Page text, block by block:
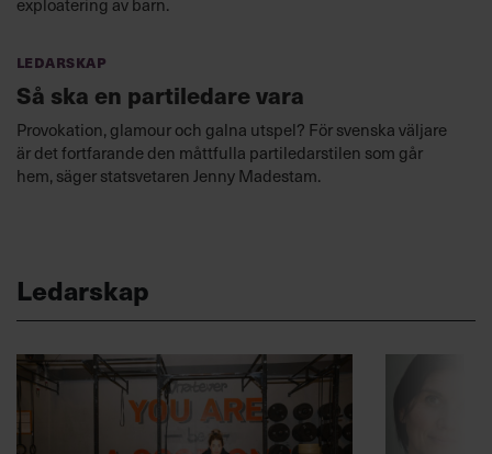
Ledarskap
Så ska en partiledare vara
Provokation, glamour och galna utspel? För svenska väljare
är det fortfarande den måttfulla partiledarstilen som går
hem, säger statsvetaren Jenny Madestam.
Ledarskap